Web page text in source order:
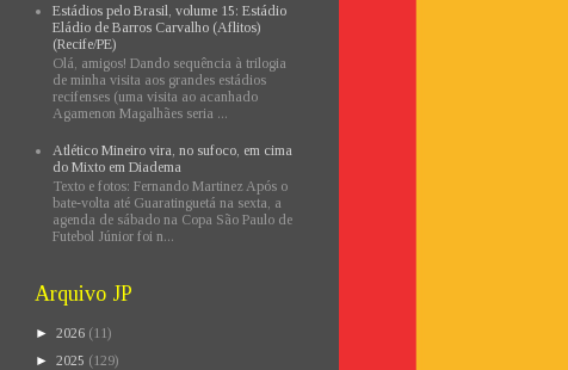
Estádios pelo Brasil, volume 15: Estádio
Eládio de Barros Carvalho (Aflitos)
(Recife/PE)
Olá, amigos! Dando sequência à trilogia
de minha visita aos grandes estádios
recifenses (uma visita ao acanhado
Agamenon Magalhães seria ...
Atlético Mineiro vira, no sufoco, em cima
do Mixto em Diadema
Texto e fotos: Fernando Martinez Após o
bate-volta até Guaratinguetá na sexta, a
agenda de sábado na Copa São Paulo de
Futebol Júnior foi n...
Arquivo JP
► 2026 (11)
► 2025 (129)